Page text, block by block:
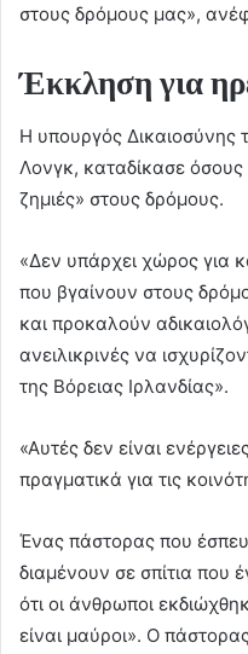
στους δρόμους μας»,
Έκκληση για
Η υπουργός Δικαιοσύνης
Λονγκ, καταδίκασε
ζημιές» στους δρόμους.
«Δεν υπάρχει χώρος για
που βγαίνουν στους
και προκαλούν
ανειλικρινές να
της Βόρειας Ιρλανδίας».
«Αυτές δεν είναι
πραγματικά για τις
Ένας πάστορας που
διαμένουν σε σπίτια που
ότι οι άνθρωποι
είναι μαύροι». Ο